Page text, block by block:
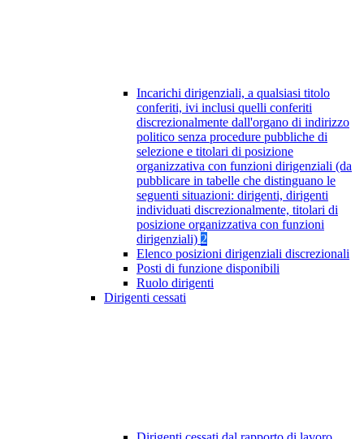
Incarichi dirigenziali, a qualsiasi titolo
conferiti, ivi inclusi quelli conferiti
discrezionalmente dall'organo di indirizzo
politico senza procedure pubbliche di
selezione e titolari di posizione
organizzativa con funzioni dirigenziali (da
pubblicare in tabelle che distinguano le
seguenti situazioni: dirigenti, dirigenti
individuati discrezionalmente, titolari di
posizione organizzativa con funzioni
dirigenziali) 2
Elenco posizioni dirigenziali discrezionali
Posti di funzione disponibili
Ruolo dirigenti
Dirigenti cessati